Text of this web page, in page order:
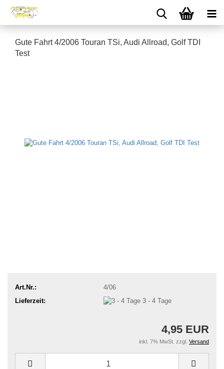
Gute Fahrt 4/2006 Touran TSi, Audi Allroad, Golf TDI
Test
Art.Nr.:
4/06
Lieferzeit:
3 - 4 Tage
4,95 EUR
inkl. 7% MwSt. zzgl. Versand